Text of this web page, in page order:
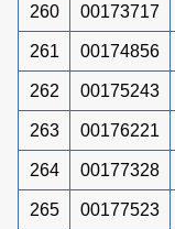
260 00173717
261 00174856
262 00175243
263 00176221
264 00177328
265 00177523